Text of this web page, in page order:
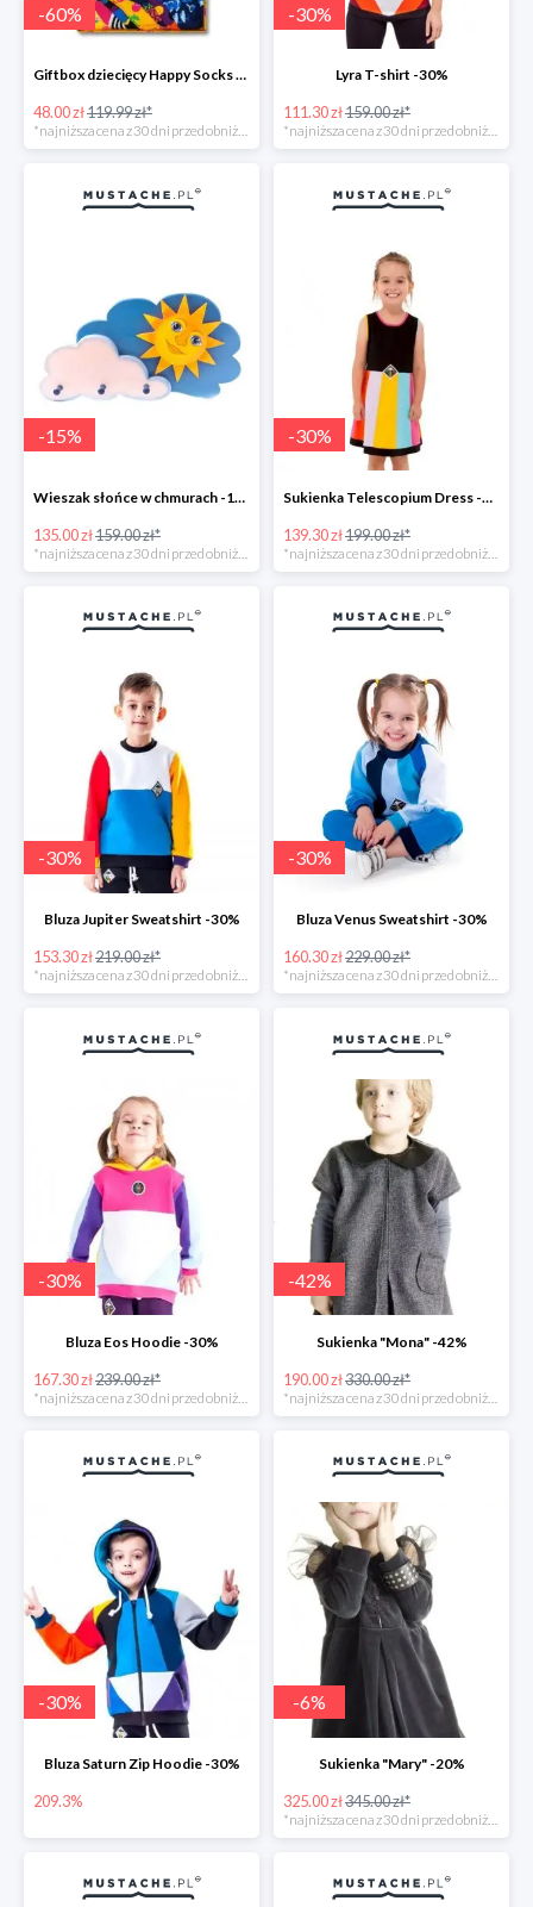
-60%
Giftbox dziecięcy Happy Socks -60%
48.00 zł119.99 zł*
*najniższa cena z 30 dni przed obniżką
-30%
Lyra T-shirt -30%
111.30 zł159.00 zł*
*najniższa cena z 30 dni przed obniżką
-15%
Wieszak słońce w chmurach -15%
135.00 zł159.00 zł*
-30%
Sukienka Telescopium Dress -30%
139.30 zł199.00 zł*
-30%
Bluza Jupiter Sweatshirt -30%
153.30 zł219.00 zł*
*najniższa cena z 30 dni przed obniżką
-30%
Bluza Venus Sweatshirt -30%
160.30 zł229.00 zł*
*najniższa cena z 30 dni przed obniżką
-30%
Bluza Eos Hoodie -30%
167.30 zł239.00 zł*
-42%
Sukienka "Mona" -42%
190.00 zł330.00 zł*
-30%
Bluza Saturn Zip Hoodie -30%
209.3%
-6%
Sukienka "Mary" -20%
325.00 zł345.00 zł*
*najniższa cena z 30 dni przed obniżką